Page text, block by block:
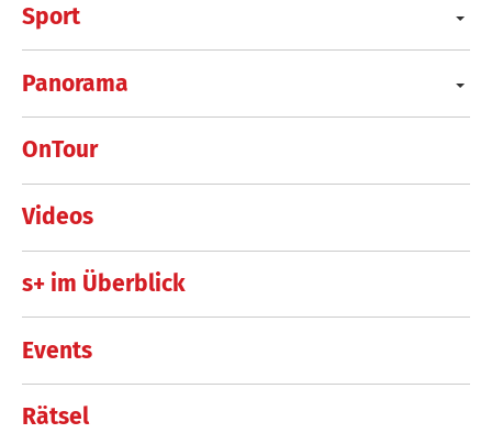
Sport
Panorama
OnTour
Videos
s+ im Überblick
Events
Rätsel